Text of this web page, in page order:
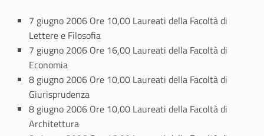
c
o
n
s
7 giugno 2006 Ore 10,00 Laureati della Facoltà di
Lettere e Filosofia
7 giugno 2006 Ore 16,00 Laureati della Facoltà di
Economia
8 giugno 2006 Ore 10,00 Laureati della Facoltà di
Giurisprudenza
8 giugno 2006 Ore 10,00 Laureati della Facoltà di
Architettura